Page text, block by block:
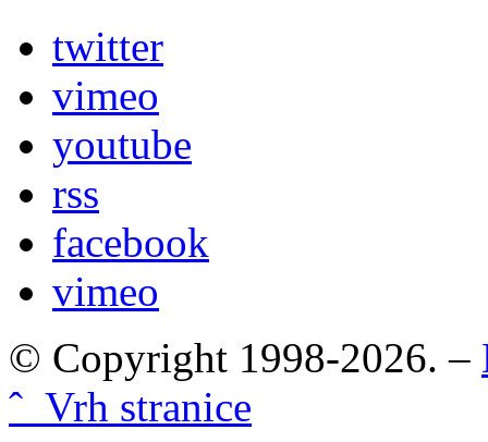
twitter
vimeo
youtube
rss
facebook
vimeo
© Copyright 1998-2026. –
ˆ Vrh stranice